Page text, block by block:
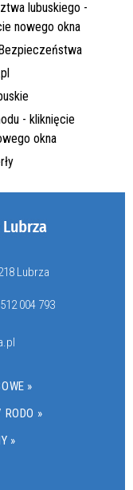
Lubrza
512 004 793
»
RODO »
»